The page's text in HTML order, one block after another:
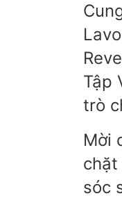
Tập
trò
Mời
chặt
sóc